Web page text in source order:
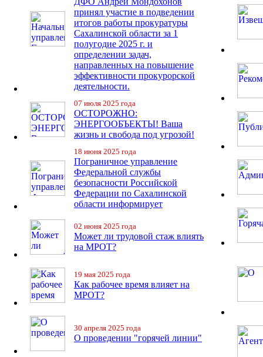
принял участие в подведении
итогов работы прокуратуры
Сахалинской области за 1
полугодие 2025 г. и
определении задач,
направленных на повышение
эффективности прокурорской
деятельности.
07 июля 2025 года
ОСТОРОЖНО:
ЭНЕРГООБЪЕКТЫ! Ваша
жизнь и свобода под угрозой!
18 июня 2025 года
Пограничное управление
Федеральной службы
безопасности Российской
Федерации по Сахалинской
области информирует
02 июня 2025 года
Может ли трудовой стаж влиять
на МРОТ?
19 мая 2025 года
Как рабочее время влияет на
МРОТ?
30 апреля 2025 года
О проведении "горячей линии"